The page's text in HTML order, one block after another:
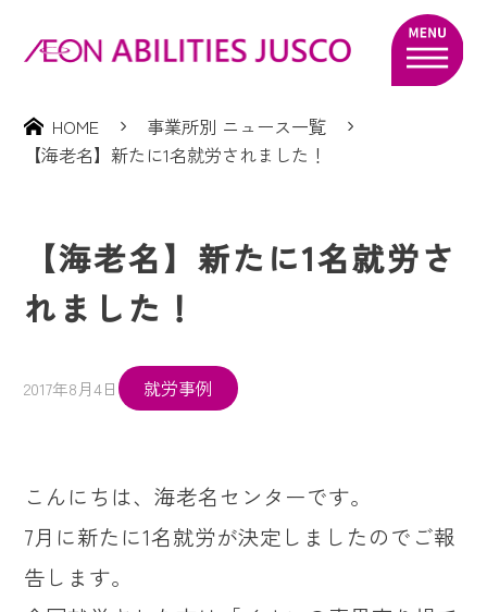
HOME
事業所別 ニュース一覧
【海老名】新たに1名就労されました！
【海老名】新たに1名就労さ
れました！
2017年8月4日 就労事例
こんにちは、海老名センターです。
7月に新たに1名就労が決定しましたのでご報
告します。